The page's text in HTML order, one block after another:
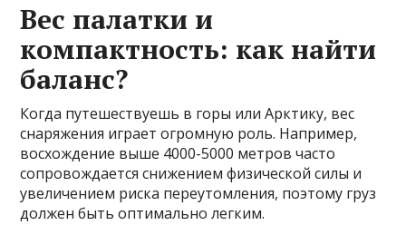
Вес палатки и
компактность: как найти
баланс?
Когда путешествуешь в горы или Арктику, вес
снаряжения играет огромную роль. Например,
восхождение выше 4000-5000 метров часто
сопровождается снижением физической силы и
увеличением риска переутомления, поэтому груз
должен быть оптимально легким.